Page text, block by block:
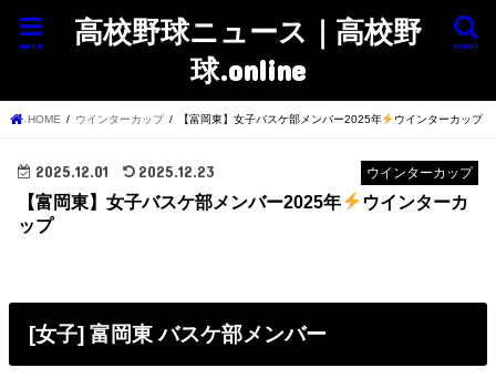
高校野球ニュース｜高校野
球.online
search
menu
HOME ウインターカップ 【富岡東】女子バスケ部メンバー2025年 ウインターカップ
ウインターカップ
2025.12.01 2025.12.23
【富岡東】女子バスケ部メンバー2025年
ウインターカ
ップ
[女子] 富岡東 バスケ部メンバー